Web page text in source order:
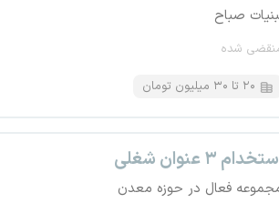
صباح
شده
۲۰ تا ۳۰ میلیون تومان
۳ عنوان شغلی
فعال در حوزه معدن